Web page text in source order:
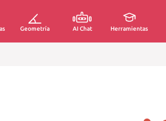
Geometría AI Chat Herramientas